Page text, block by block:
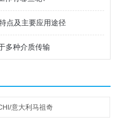
点及主要应用途径
多种介质传输
意大利马祖奇